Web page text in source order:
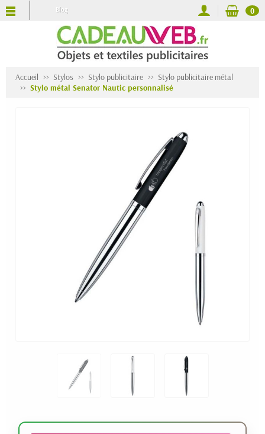
Blog 0
Accueil Stylos Stylo publicitaire
Stylo publicitaire métal
Stylo métal Senator Nautic personnalisé